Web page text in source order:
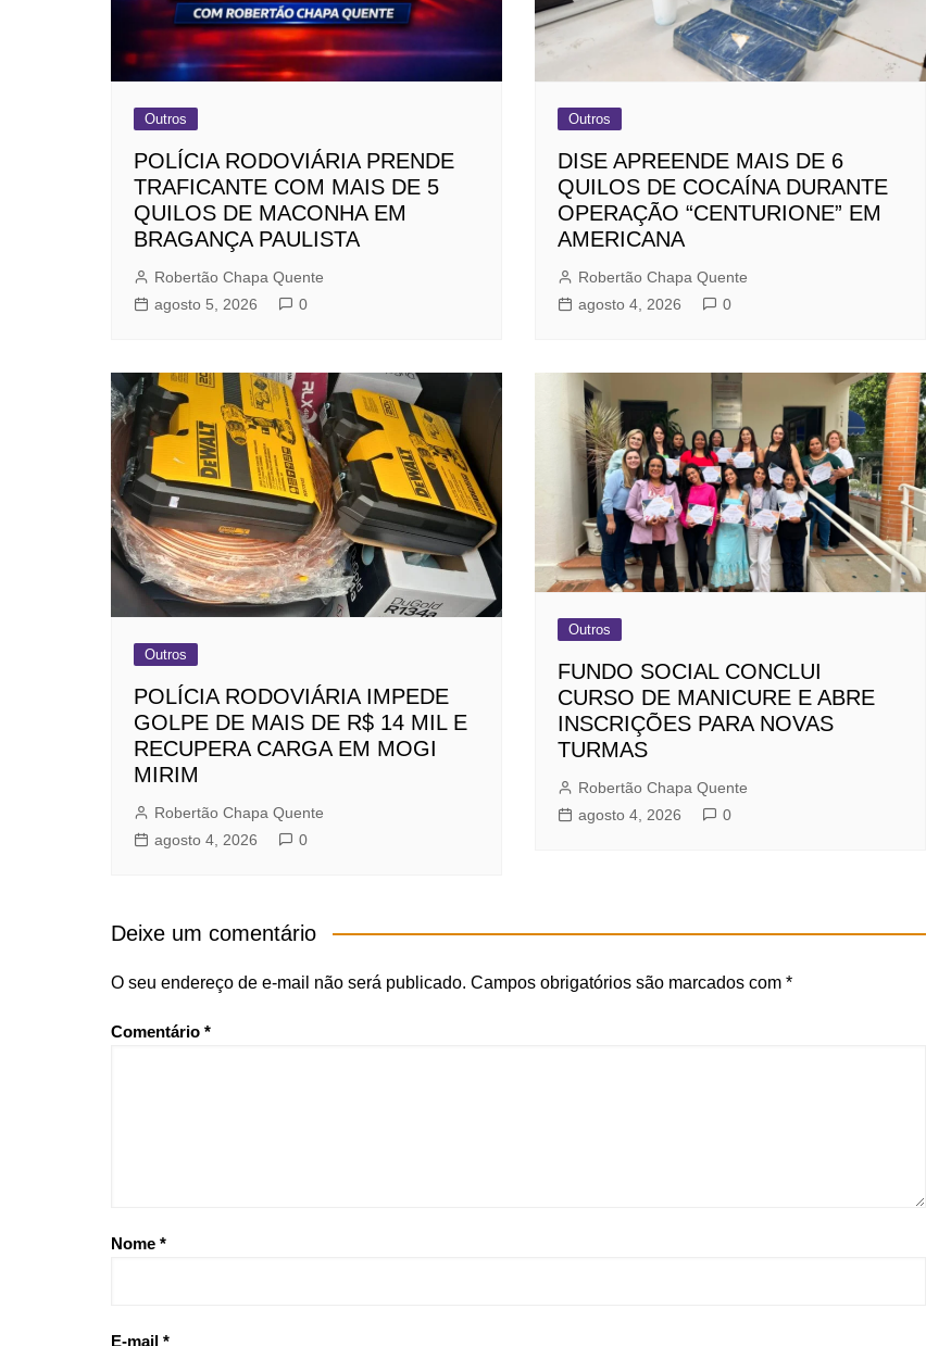
Outros
POLÍCIA RODOVIÁRIA PRENDE
TRAFICANTE COM MAIS DE 5
QUILOS DE MACONHA EM
BRAGANÇA PAULISTA
Robertão Chapa Quente
agosto 5, 2026
0
Outros
DISE APREENDE MAIS DE 6
QUILOS DE COCAÍNA DURANTE
OPERAÇÃO “CENTURIONE” EM
AMERICANA
Robertão Chapa Quente
agosto 4, 2026
0
Outros
POLÍCIA RODOVIÁRIA IMPEDE
GOLPE DE MAIS DE R$ 14 MIL E
RECUPERA CARGA EM MOGI
MIRIM
Robertão Chapa Quente
agosto 4, 2026
0
Outros
FUNDO SOCIAL CONCLUI
CURSO DE MANICURE E ABRE
INSCRIÇÕES PARA NOVAS
TURMAS
Robertão Chapa Quente
agosto 4, 2026
0
Deixe um comentário
O seu endereço de e-mail não será publicado. Campos obrigatórios são marcados com *
Comentário *
Nome *
E-mail *